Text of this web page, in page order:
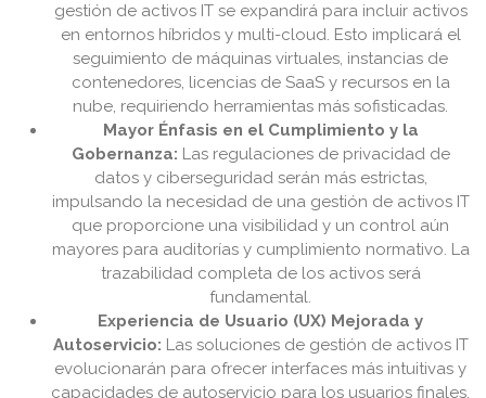
gestión de activos IT se expandirá para incluir activos
en entornos híbridos y multi-cloud. Esto implicará el
seguimiento de máquinas virtuales, instancias de
contenedores, licencias de SaaS y recursos en la
nube, requiriendo herramientas más sofisticadas.
Mayor Énfasis en el Cumplimiento y la
Gobernanza: Las regulaciones de privacidad de
datos y ciberseguridad serán más estrictas,
impulsando la necesidad de una gestión de activos IT
que proporcione una visibilidad y un control aún
mayores para auditorías y cumplimiento normativo. La
trazabilidad completa de los activos será
fundamental.
Experiencia de Usuario (UX) Mejorada y
Autoservicio: Las soluciones de gestión de activos IT
evolucionarán para ofrecer interfaces más intuitivas y
capacidades de autoservicio para los usuarios finales.